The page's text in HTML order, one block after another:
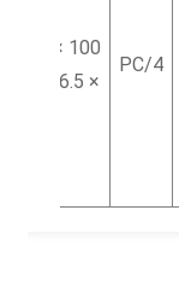
4/PC
× 16.5 سم